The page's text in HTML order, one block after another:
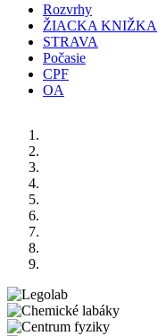
Rozvrhy
ŽIACKA KNIŽKA
STRAVA
Počasie
CPF
OA